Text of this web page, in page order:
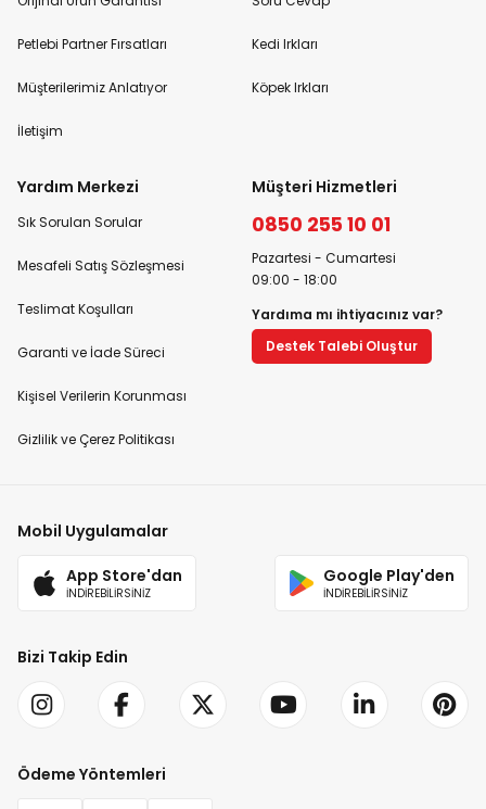
Petlebi Partner Fırsatları
Müşterilerimiz Anlatıyor
İletişim
Kedi Irkları
Köpek Irkları
Yardım Merkezi
Sık Sorulan Sorular
Mesafeli Satış Sözleşmesi
Teslimat Koşulları
Garanti ve İade Süreci
Kişisel Verilerin Korunması
Gizlilik ve Çerez Politikası
Müşteri Hizmetleri
0850 255 10 01
Pazartesi - Cumartesi
09:00 - 18:00
Yardıma mı ihtiyacınız var?
Destek Talebi Oluştur
Mobil Uygulamalar
App Store'dan
İNDİREBİLİRSİNİZ
Google Play'den
İNDİREBİLİRSİNİZ
Bizi Takip Edin
Ödeme Yöntemleri